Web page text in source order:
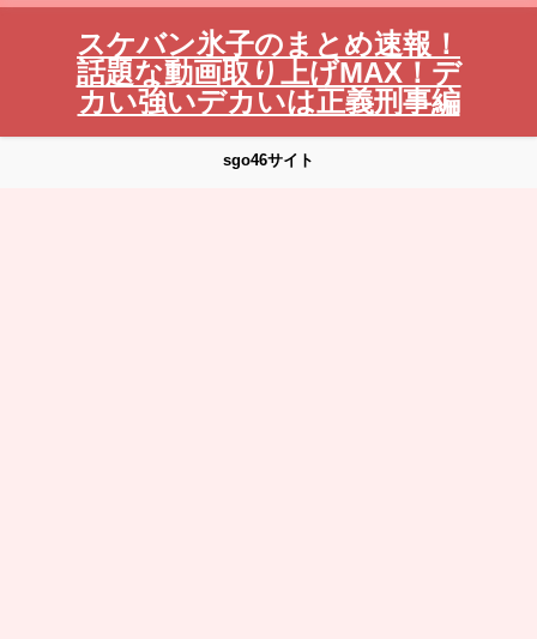
スケバン氷子のまとめ速報！
話題な動画取り上げMAX！デ
カい強いデカいは正義刑事編
sgo46サイト